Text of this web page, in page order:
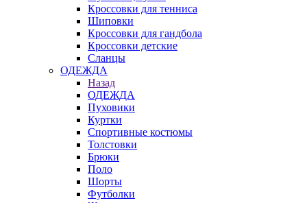
Кроссовки для тенниса
Шиповки
Кроссовки для гандбола
Кроссовки детские
Сланцы
ОДЕЖДА
Назад
ОДЕЖДА
Пуховики
Куртки
Спортивные костюмы
Толстовки
Брюки
Поло
Шорты
Футболки